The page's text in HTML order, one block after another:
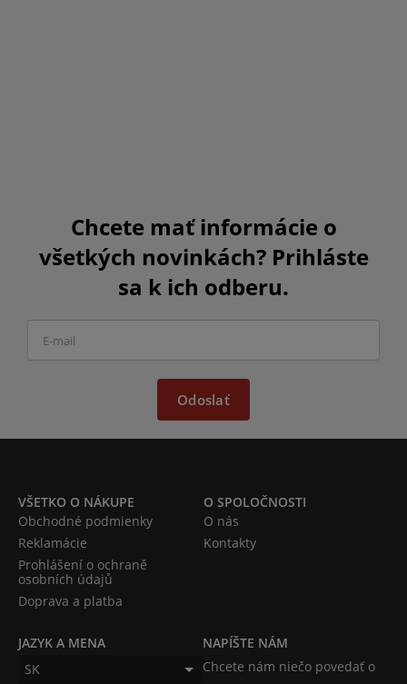
Chcete mať informácie o
všetkých novinkách? Prihláste
sa k ich odberu.
Odoslať
VŠETKO O NÁKUPE
Obchodné podmienky
Reklamácie
Prohlášení o ochraně
osobních údajů
Doprava a platba
O SPOLOČNOSTI
O nás
Kontakty
JAZYK A MENA
SK
NAPÍŠTE NÁM
Chcete nám niečo povedať o